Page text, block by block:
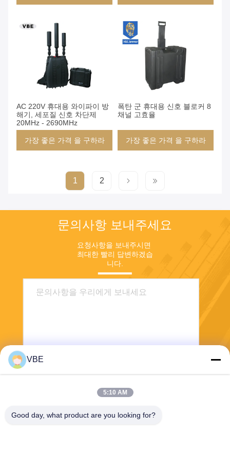
AC 220V 휴대용 와이파이 방
해기, 세포질 신호 차단제
20MHz - 2690MHz
가장 좋은 가격 을 구하라
폭탄 군 휴대용 신호 블로커 8
채널 고효율
가장 좋은 가격 을 구하라
1 2
문의사항 보내주세요
요청사항을 보내주시면
최대한 빨리 답변하겠습
니다.
VBE
5:10 AM
Good day, what product are you looking for?